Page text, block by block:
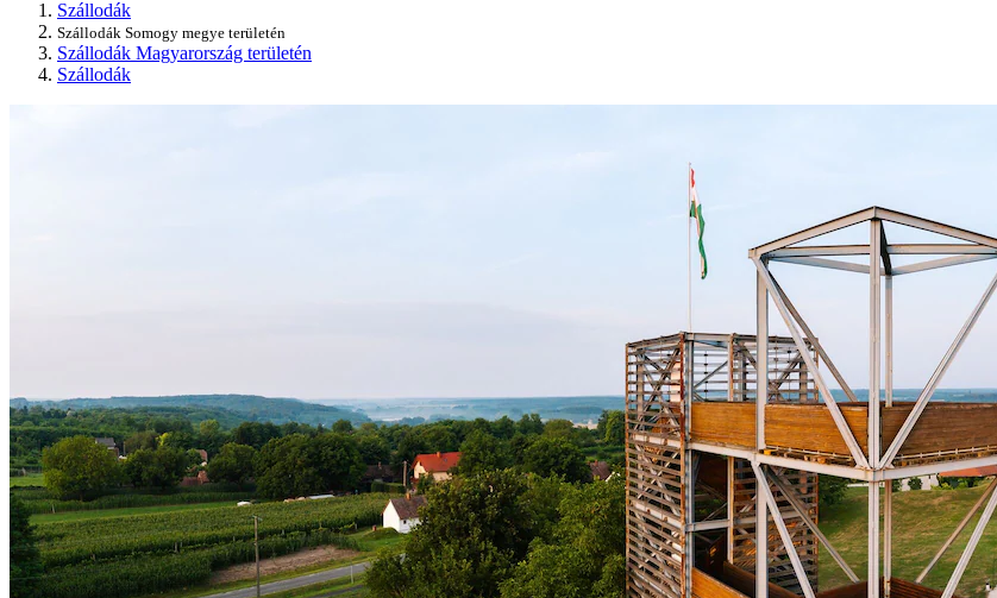
Szállodák
Szállodák Somogy megye területén
Szállodák Magyarország területén
Szállodák